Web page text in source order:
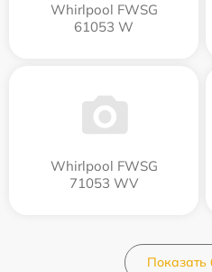
Whirlpool FWSG
61053 W
Whirlpool FWSG
71053 WV
Показать